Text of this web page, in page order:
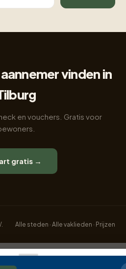
vinden in
en vouchers. Gratis voor
gratis →
Alle steden · Alle vaklieden · Prijzen